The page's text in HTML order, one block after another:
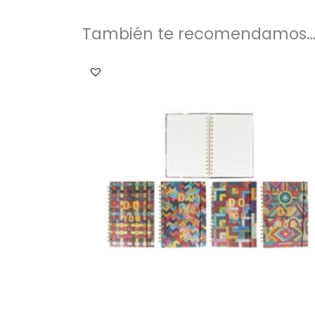
También te recomendamos…